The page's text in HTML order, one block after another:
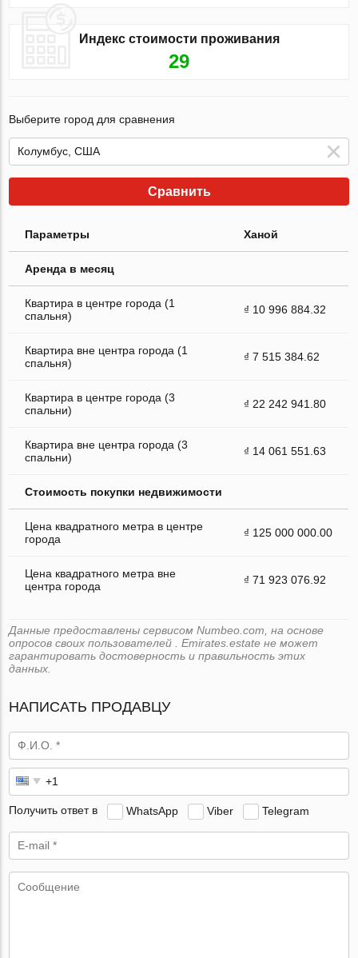
Индекс стоимости проживания
29
Выберите город для сравнения
Сравнить
Параметры Ханой
Аренда в месяц
Квартира в центре города (1
спальня)
₫ 10 996 884.32
Квартира вне центра города (1
спальня)
₫ 7 515 384.62
Квартира в центре города (3
спальни)
₫ 22 242 941.80
Квартира вне центра города (3
спальни)
₫ 14 061 551.63
Стоимость покупки недвижимости
Цена квадратного метра в центре
города
₫ 125 000 000.00
Цена квадратного метра вне
центра города
₫ 71 923 076.92
Данные предоставлены сервисом Numbeo.com, на основе
опросов своих пользователей . Emirates.estate не может
гарантировать достоверность и правильность этих
данных.
НАПИСАТЬ ПРОДАВЦУ
Получить ответ в WhatsApp Viber Telegram